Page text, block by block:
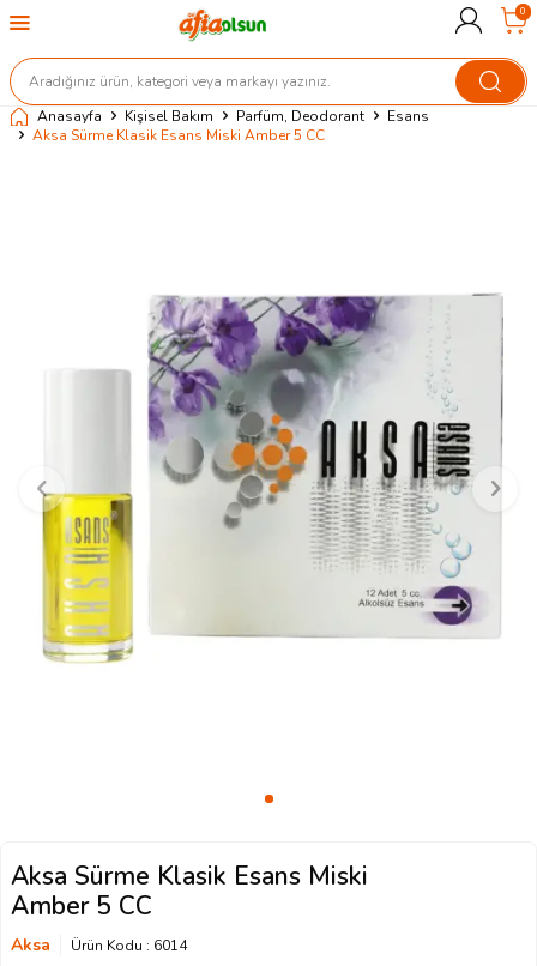
0
Anasayfa Kişisel Bakım Parfüm, Deodorant
Esans
Aksa Sürme Klasik Esans Miski Amber 5 CC
Aksa Sürme Klasik Esans Miski
Amber 5 CC
Aksa Ürün Kodu : 6014